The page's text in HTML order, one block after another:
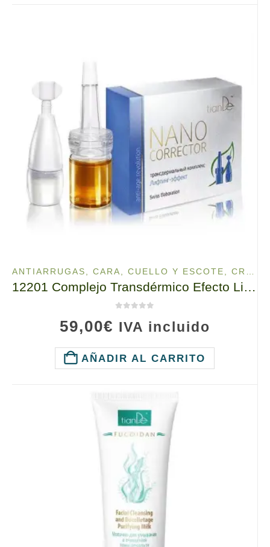
ANTIARRUGAS CARA, CUELLO Y ESCOTE CREMA FACIAL
12201 Complejo Transdérmico Efecto Lifting ; TianDe, 3g/7ml, Síntesis de Fibras de Elastina
59,00€ IVA incluido
AÑADIR AL CARRITO